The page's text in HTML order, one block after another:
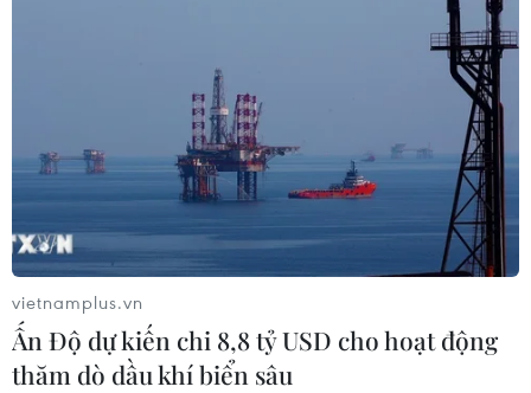
vietnamplus.vn
Ấn Độ dự kiến chi 8,8 tỷ USD cho hoạt động
thăm dò dầu khí biển sâu